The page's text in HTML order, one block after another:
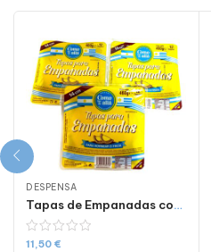
DESPENSA
Tapas de Empanadas como las de alla 12 uds x 3 paquetes 14 cm 460 Gr
11,50 €